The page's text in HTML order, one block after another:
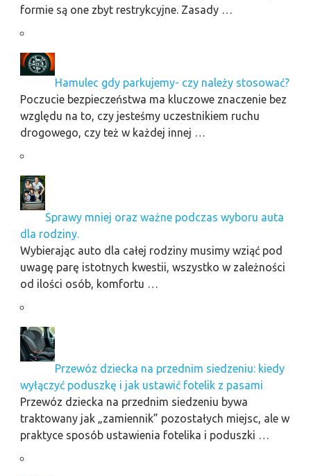
formie są one zbyt restrykcyjne. Zasady …
Hamulec gdy parkujemy- czy należy stosować?
Poczucie bezpieczeństwa ma kluczowe znaczenie bez
względu na to, czy jesteśmy uczestnikiem ruchu
drogowego, czy też w każdej innej …
Sprawy mniej oraz ważne podczas wyboru auta
dla rodziny.
Wybierając auto dla całej rodziny musimy wziąć pod
uwagę parę istotnych kwestii, wszystko w zależności
od ilości osób, komfortu …
Przewóz dziecka na przednim siedzeniu: kiedy
wyłączyć poduszkę i jak ustawić fotelik z pasami
Przewóz dziecka na przednim siedzeniu bywa
traktowany jak „zamiennik” pozostałych miejsc, ale w
praktyce sposób ustawienia fotelika i poduszki …